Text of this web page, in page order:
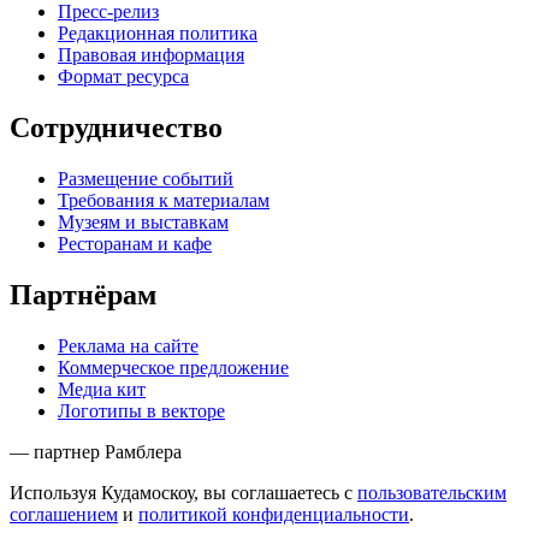
Пресс-релиз
Редакционная политика
Правовая информация
Формат ресурса
Сотрудничество
Размещение событий
Требования к материалам
Музеям и выставкам
Ресторанам и кафе
Партнёрам
Реклама на сайте
Коммерческое предложение
Медиа кит
Логотипы в векторе
— партнер Рамблера
Используя Кудамоскоу, вы соглашаетесь с пользовательским
соглашением и политикой конфиденциальности.